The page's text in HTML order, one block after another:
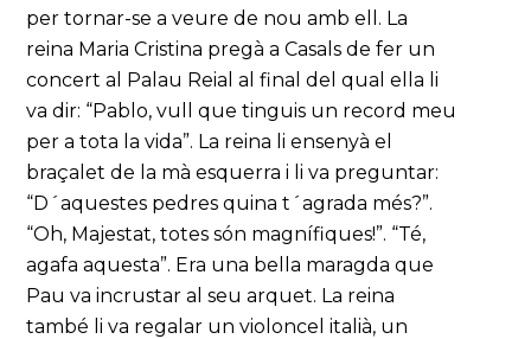
per tornar-se a veure de nou amb ell. La
reina Maria Cristina pregà a Casals de fer un
concert al Palau Reial al final del qual ella li
va dir: “Pablo, vull que tinguis un record meu
per a tota la vida”. La reina li ensenyà el
braçalet de la mà esquerra i li va preguntar:
“D´aquestes pedres quina t´agrada més?”.
“Oh, Majestat, totes són magnífiques!”. “Té,
agafa aquesta”. Era una bella maragda que
Pau va incrustar al seu arquet. La reina
també li va regalar un violoncel italià, un